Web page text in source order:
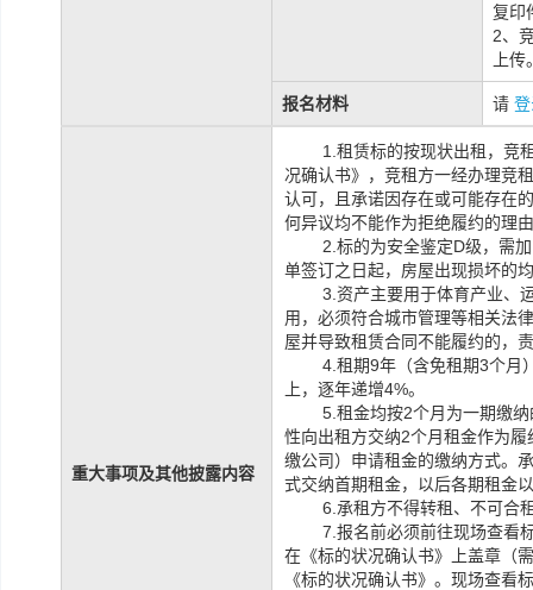
复印
2、
上传
报名材料 请
重大事项及其他披露内容
1. 租赁标的按现状出租，竞
况确认书》，竞租方一经办理竞
认可，且承诺因存在或可能存在
何异议均不能作为拒绝履约的理
2. 标的为安全鉴定D级，需
单签订之日起，房屋出现损坏的
3. 资产主要用于体育产业、
用，必须符合城市管理等相关法
屋并导致租赁合同不能履约的，
4. 租期9年（含免租期3个月
上，逐年递增4%。
5. 租金均按2个月为一期缴
性向出租方交纳2个月租金作为履
缴公司）申请租金的缴纳方式。
式交纳首期租金，以后各期租金
6. 承租方不得转租、不可合
7. 报名前必须前往现场查看
在《标的状况确认书》上盖章（
《标的状况确认书》。现场查看